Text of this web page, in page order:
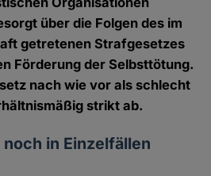
über die Folgen des im
getretenen Strafgesetzes
Förderung der Selbsttötung.
nach wie vor als schlecht
strikt ab.
in Einzelfällen